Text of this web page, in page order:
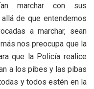
marchar con sus
de que entendemos
a marchar, sean
nos preocupa que la
que la Policía realice
a los pibes y las pibas
y todos estén en la